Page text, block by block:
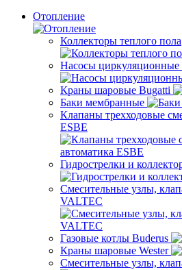
Отопление
Коллекторы теплого пола
Насосы циркуляционные
Краны шаровые Bugatti
Баки мембранные
Клапаны трехходовые
ESBE
Гидрострелки и
Смесительные узлы,
VALTEC
Газовые котлы Buderus
Краны шаровые Wester
Смесительные узлы,